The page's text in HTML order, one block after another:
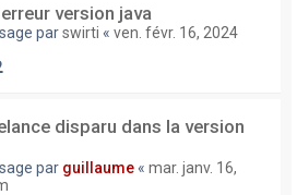
version java
parswirti « ven. févr. 16, 2024
disparu dans la version
par guillaume « mar. janv. 16,